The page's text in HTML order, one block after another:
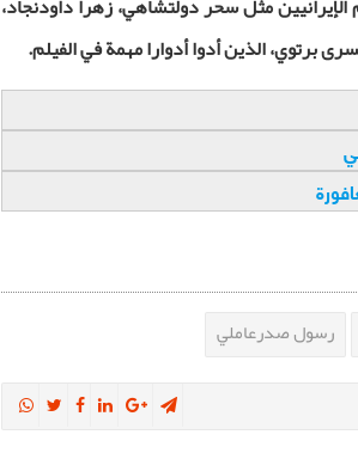
برتوي، الذين أدوا أدوارا مهمة في الفيلم.
رسول صدرعاملي